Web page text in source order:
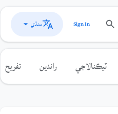
Sign In سنڌي
ٽيڪنالاجي راندين تفريح